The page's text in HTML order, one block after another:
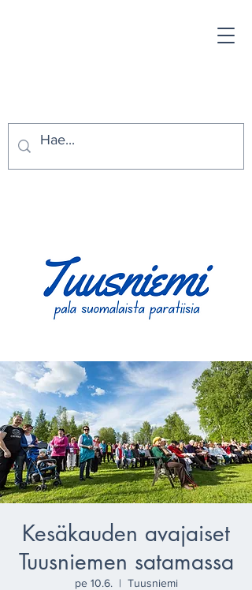
Kesäkauden avajaiset
Tuusniemen satamassa
pe 10.6.
  |
Tuusniemi